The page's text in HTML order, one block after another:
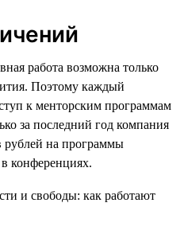
работа возможна только
Поэтому каждый
к менторским программам
за последний год компания
рублей на программы
конференциях.